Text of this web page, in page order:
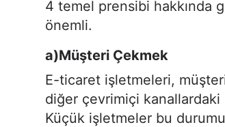
4 temel prensibi hakkında
önemli.
a)Müşteri Çekmek
E-ticaret işletmeleri,
diğer çevrimiçi
Küçük işletmeler bu